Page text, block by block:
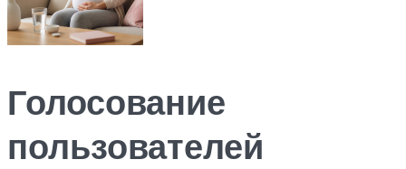
Голосование
пользователей